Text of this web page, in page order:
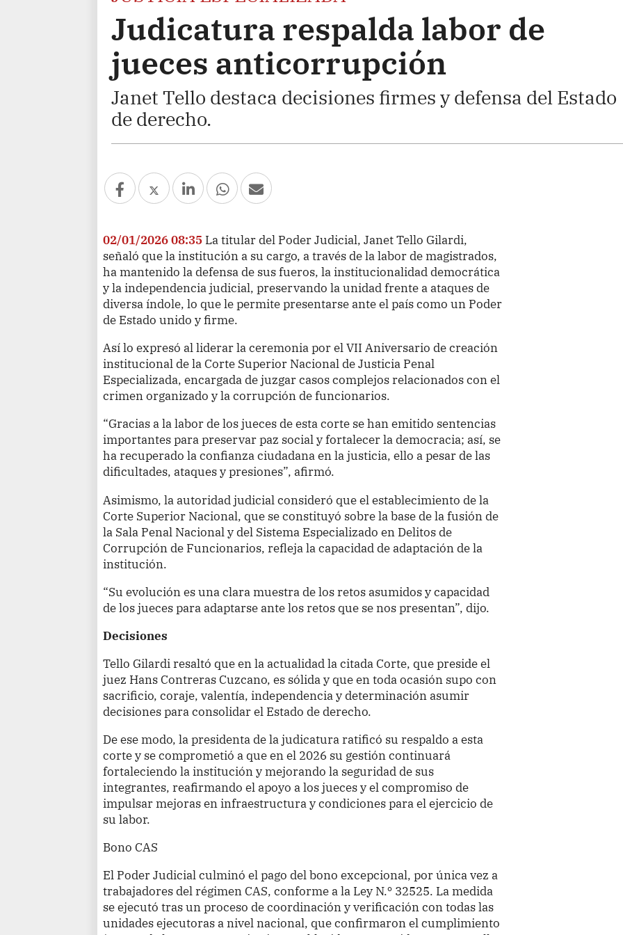
Judicatura respalda labor de
jueces anticorrupción
Janet Tello destaca decisiones firmes y defensa del Estado
de derecho.
02/01/2026 08:35 La titular del Poder Judicial, Janet Tello Gilardi,
señaló que la institución a su cargo, a través de la labor de magistrados,
ha mantenido la defensa de sus fueros, la institucionalidad democrática
y la independencia judicial, preservando la unidad frente a ataques de
diversa índole, lo que le permite presentarse ante el país como un Poder
de Estado unido y firme.
Así lo expresó al liderar la ceremonia por el VII Aniversario de creación
institucional de la Corte Superior Nacional de Justicia Penal
Especializada, encargada de juzgar casos complejos relacionados con el
crimen organizado y la corrupción de funcionarios.
“Gracias a la labor de los jueces de esta corte se han emitido sentencias
importantes para preservar paz social y fortalecer la democracia; así, se
ha recuperado la confianza ciudadana en la justicia, ello a pesar de las
dificultades, ataques y presiones”, afirmó.
Asimismo, la autoridad judicial consideró que el establecimiento de la
Corte Superior Nacional, que se constituyó sobre la base de la fusión de
la Sala Penal Nacional y del Sistema Especializado en Delitos de
Corrupción de Funcionarios, refleja la capacidad de adaptación de la
institución.
“Su evolución es una clara muestra de los retos asumidos y capacidad
de los jueces para adaptarse ante los retos que se nos presentan”, dijo.
Decisiones
Tello Gilardi resaltó que en la actualidad la citada Corte, que preside el
juez Hans Contreras Cuzcano, es sólida y que en toda ocasión supo con
sacrificio, coraje, valentía, independencia y determinación asumir
decisiones para consolidar el Estado de derecho.
De ese modo, la presidenta de la judicatura ratificó su respaldo a esta
corte y se comprometió a que en el 2026 su gestión continuará
fortaleciendo la institución y mejorando la seguridad de sus
integrantes, reafirmando el apoyo a los jueces y el compromiso de
impulsar mejoras en infraestructura y condiciones para el ejercicio de
su labor.
Bono CAS
El Poder Judicial culminó el pago del bono excepcional, por única vez a
trabajadores del régimen CAS, conforme a la Ley N.º 32525. La medida
se ejecutó tras un proceso de coordinación y verificación con todas las
unidades ejecutoras a nivel nacional, que confirmaron el cumplimiento